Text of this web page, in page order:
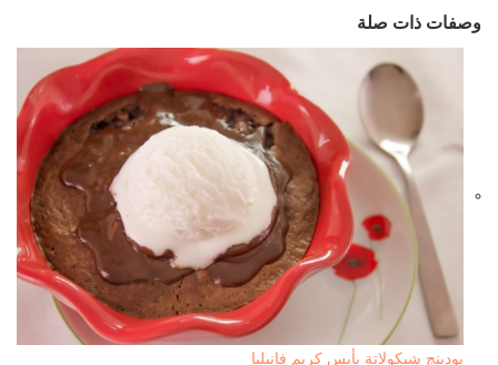
وصفات ذات صلة
بودينج شيكولاتة بأيس كريم فانيليا